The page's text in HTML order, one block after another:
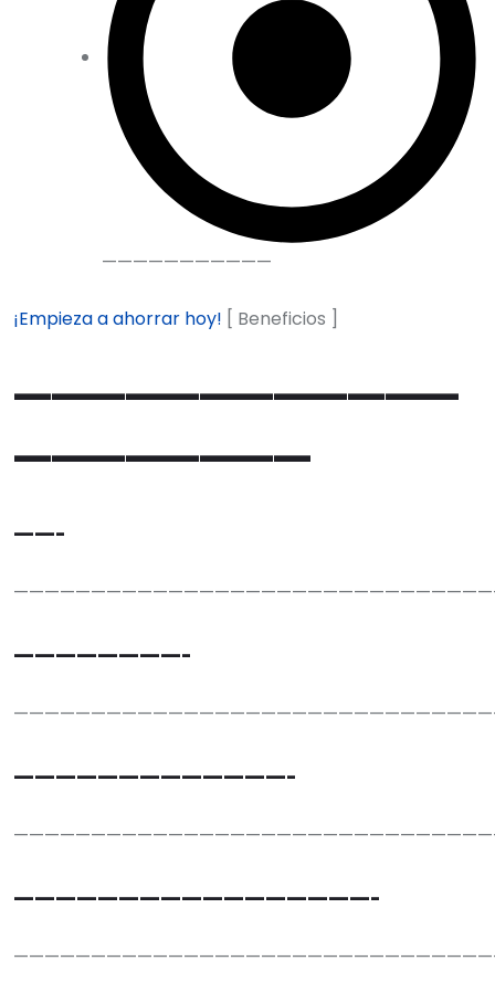
———————————
¡Empieza a ahorrar hoy! [ Beneficios ]
————————————
————————
——-
————————-
—————————————-
—————————————————-